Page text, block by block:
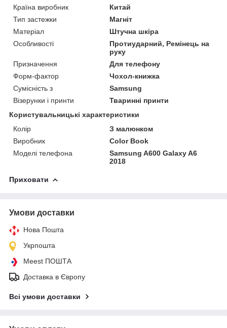
Країна виробник
Китай
Тип застежки
Магніт
Матеріал
Штучна шкіра
Особливості
Протиударний, Ремінець на
руку
Призначення
Для телефону
Форм-фактор
Чохол-книжка
Сумісність з
Samsung
Візерунки і принти
Тваринні принти
Користувальницькі характеристики
Колір
З малюнком
Виробник
Color Book
Моделі телефона
Samsung A600 Galaxy A6
2018
Приховати
Умови доставки
Нова Пошта
Укрпошта
Meest ПОШТА
Доставка в Європу
Всі умови доставки